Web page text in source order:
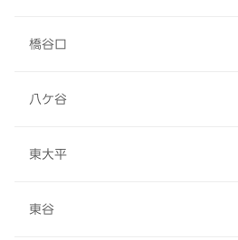
橋谷口
八ケ谷
東大平
東谷